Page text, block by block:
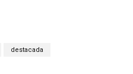
destacada